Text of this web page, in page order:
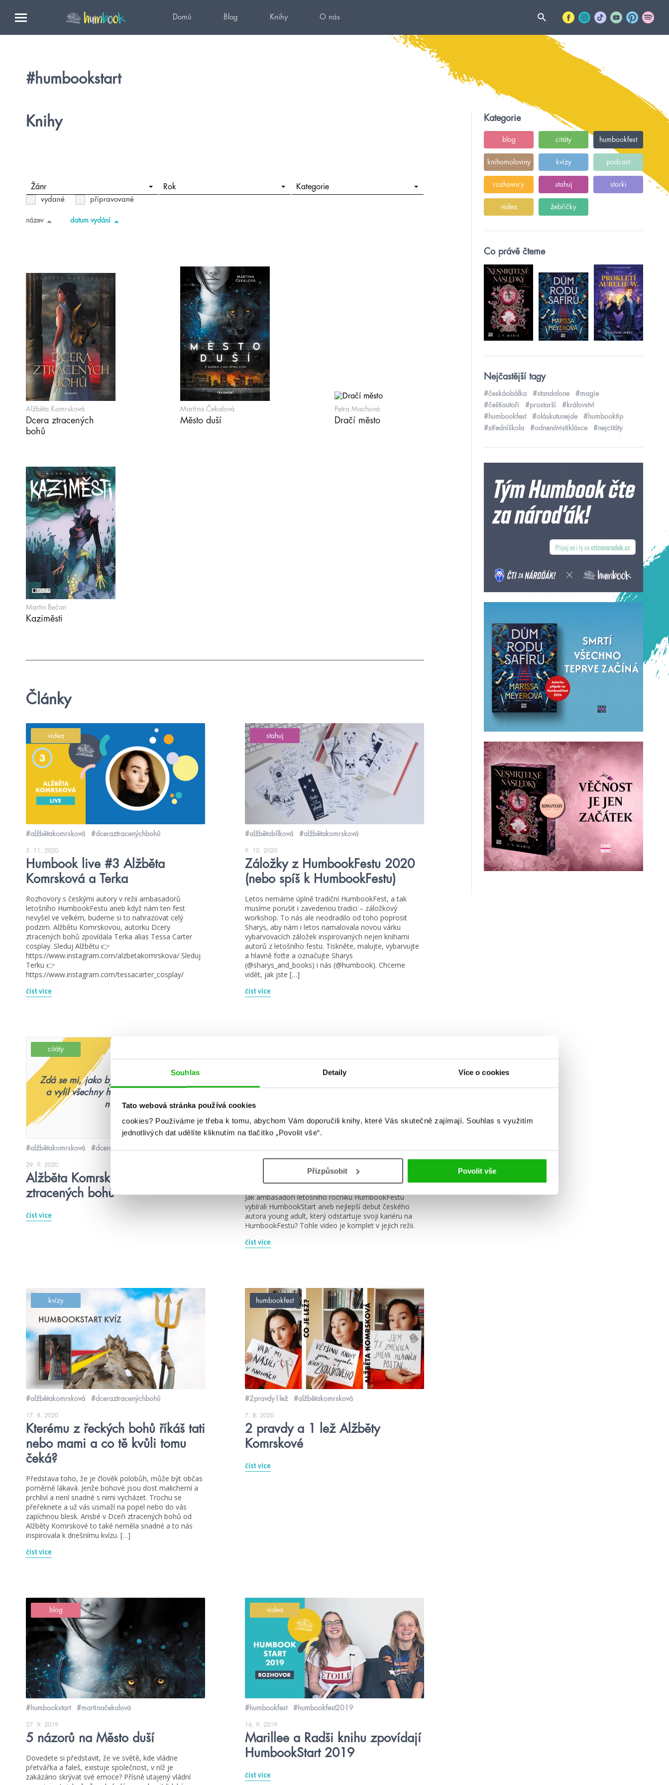
Souhlas Detaily Více o cookies
Tato webová stránka používá cookies
cookies? Používáme je třeba k tomu, abychom Vám doporučili knihy, které Vás skutečně zajímají. Souhlas s využitím
jednotlivých dat udělíte kliknutím na tlačítko „Povolit vše“.
Přizpůsobit Povolit vše
Domů Blog Knihy O nás
#humbookstart
Knihy
Žánr Rok Kategorie
vydané připravované
název datum vydání
Alžběta Komrsková
Dcera ztracených
bohů
Martina Čekalová
Město duší
Petra Machová
Dračí město
Martin Bečan
Kaziměsti
Články
videa
#alžbětakomrsková #dceraztracenýchbohů
5. 11. 2020
Humbook live #3 Alžběta
Komrsková a Terka
Rozhovory s českými autory v režii ambasadorů
letošního HumbookFestu aneb když nám ten fest
nevyšel ve velkém, budeme si to nahrazovat celý
podzim. Alžbětu Komrskovou, autorku Dcery
ztracených bohů zpovídala Terka alias Tessa Carter
cosplay. Sleduj Alžbětu 👉
https://www.instagram.com/alzbetakomrskova/ Sleduj
Terku 👉
https://www.instagram.com/tessacarter_cosplay/
číst více
stahuj
#alžbětabílková #alžbětakomrsková
9. 10. 2020
Záložky z HumbookFestu 2020
(nebo spíš k HumbookFestu)
Letos nemáme úplně tradiční HumbookFest, a tak
musíme porušit i zavedenou tradici – záložkový
workshop. To nás ale neodradilo od toho poprosit
Sharys, aby nám i letos namalovala novou várku
vybarvovacích záložek inspirovaných nejen knihami
autorů z letošního festu. Tiskněte, malujte, vybarvujte
a hlavně foťte a označujte Sharys
(@sharys_and_books) i nás (@humbook). Chceme
vidět, jak jste […]
číst více
citáty
Zdá se mi, jako by někdo převrhl nebe
a vylil všechny hvězdy do údolí pod
námi.
#alžbětakomrsková #dceraztracenýchbohů
29. 9. 2020
Alžběta Komrsková: Dcera
ztracených bohů
číst více
#HumbookStart 2020
Jak ambasadoři letošního ročníku HumbookFestu
vybírali HumbookStart aneb nejlepší debut českého
autora young adult, který odstartuje svoji kariéru na
HumbookFestu? Tohle video je komplet v jejich režii.
číst více
kvízy
#alžbětakomrsková #dceraztracenýchbohů
17. 8. 2020
Kterému z řeckých bohů říkáš tati
nebo mami a co tě kvůli tomu
čeká?
Představa toho, že je člověk polobůh, může být občas
poměrně lákavá. Jenže bohové jsou dost malicherní a
prchliví a není snadné s nimi vycházet. Trochu se
přeřeknete a už vás usmaží na popel nebo do vás
zapíchnou blesk. Arisbé v Dceři ztracených bohů od
Alžběty Komrskové to také neměla snadné a to nás
inspirovala k dnešnímu kvízu. […]
číst více
humbookfest
#2pravdy1lež #alžbětakomrsková
7. 8. 2020
2 pravdy a 1 lež Alžběty
Komrskové
číst více
blog
#humbookstart #martinačekalová
27. 9. 2019
5 názorů na Město duší
Dovedete si představit, že ve světě, kde vládne
přetvářka a faleš, existuje společnost, v níž je
zakázáno skrývat své emoce? Přísně utajený vládní
videa
#humbookfest #humbookfest2019
16. 9. 2019
Marillee a Radši knihu zpovídají
HumbookStart 2019
číst více
Kategorie
blog citáty humbookfest
knihomoloviny kvízy podcast
rozhovory stahuj storki
videa žebříčky
Co právě čteme
Nejčastější tagy
#českáobálka #standalone
#magie
#češtíautoři
#prostarší
#království
#humbookfest
#oláskutunejde
#humbooktip
#středníškola
#odnenávistiklásce #nejcitáty